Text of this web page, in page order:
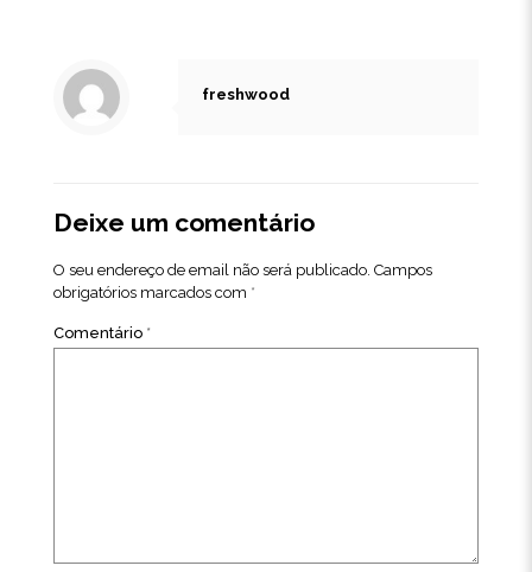
freshwood
Deixe um comentário
O seu endereço de email não será publicado. Campos
obrigatórios marcados com *
Comentário *